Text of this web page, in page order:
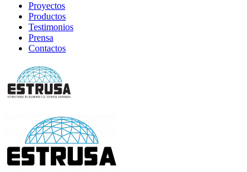
Proyectos
Productos
Testimonios
Prensa
Contactos